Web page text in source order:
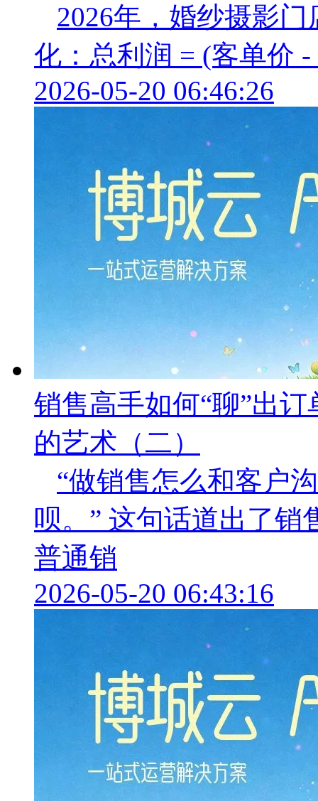
2026年，婚纱摄影
化：总利润 = (客单价
2026-05-20 06:46:26
销售高手如何“聊”出
的艺术（二）
“做销售怎么和客户
呗。” 这句话道出了销
普通销
2026-05-20 06:43:16